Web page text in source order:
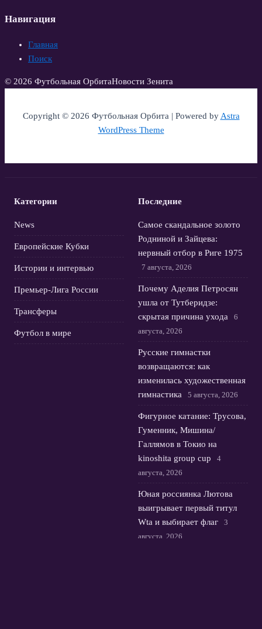
Навигация
Главная
Поиск
© 2026 Футбольная ОрбитаНовости Зенита
Copyright © 2026 Футбольная Орбита | Powered byAstra
WordPress Theme
Категории
News
Европейские Кубки
Истории и интервью
Премьер-Лига России
Трансферы
Футбол в мире
Последние
Самое скандальное золото
Родниной и Зайцева:
нервный отбор в Риге 1975
7 августа, 2026
Почему Аделия Петросян
ушла от Тутберидзе:
скрытая причина ухода
6
августа, 2026
Русские гимнастки
возвращаются: как
изменилась художественная
гимнастика
5 августа, 2026
Фигурное катание: Трусова,
Гуменник, Мишина/
Галлямов в Токио на
kinoshita group cup
4
августа, 2026
Юная россиянка Лютова
выигрывает первый титул
Wta и выбирает флаг
3
августа, 2026